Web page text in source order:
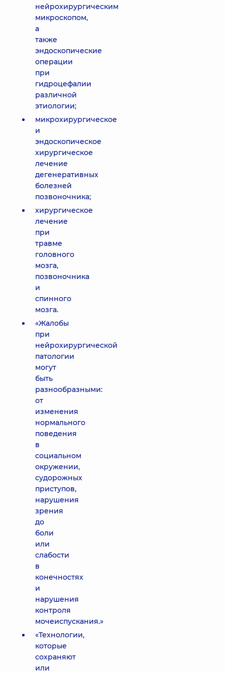
нейрохирургическим
микроскопом,
а
также
эндоскопические
операции
при
гидроцефалии
различной
этиологии;
микрохирургическое
и
эндоскопическое
хирургическое
лечение
дегенеративных
болезней
позвоночника;
хирургическое
лечение
при
травме
головного
мозга,
позвоночника
и
спинного
мозга.
«Жалобы
при
нейрохирургической
патологии
могут
быть
разнообразными:
от
изменения
нормального
поведения
в
социальном
окружении,
судорожных
приступов,
нарушения
зрения
до
боли
или
слабости
в
конечностях
и
нарушения
контроля
мочеиспускания.»
«Технологии,
которые
сохраняют
или